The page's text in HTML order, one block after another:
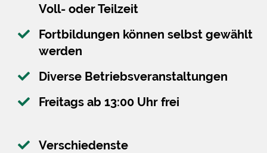
Voll- oder Teilzeit
Fortbildungen können selbst gewählt
werden
Diverse Betriebsveranstaltungen
Freitags ab 13:00 Uhr frei
Verschiedenste